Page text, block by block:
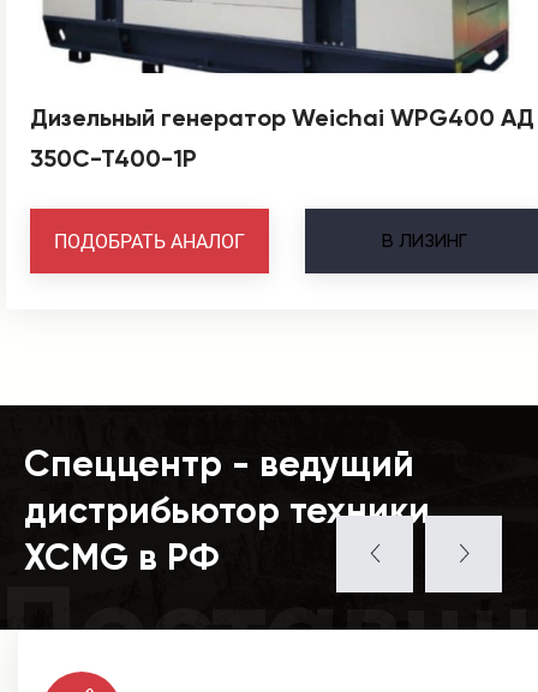
Дизельный генератор Weichai WPG400 АД
350С-Т400-1Р
В ЛИЗИНГ
ПОДОБРАТЬ АНАЛОГ
Спеццентр - ведущий
дистрибьютор техники
XCMG в РФ